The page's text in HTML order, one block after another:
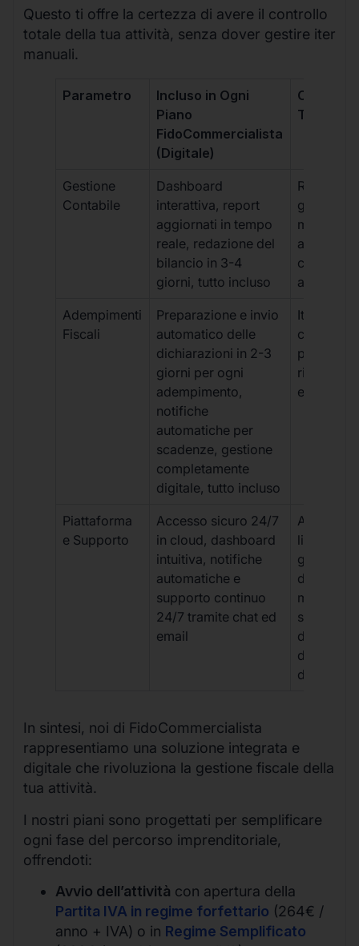
Questo ti offre la certezza di avere il controllo
totale della tua attività, senza dover gestire iter
manuali.
Parametro
Incluso in Ogni
Piano
FidoCommercialista
(Digitale)
Gestione
Contabile
Dashboard
interattiva, report
aggiornati in tempo
reale, redazione del
bilancio in 3-4
giorni, tutto incluso
Report
gestione
manuale,
con
aggiuntivi
Adempimenti
Fiscali
Preparazione e invio
automatico delle
dichiarazioni in 2-3
giorni per ogni
adempimento,
notifiche
automatiche per
scadenze, gestione
completamente
digitale, tutto incluso
Iter
costi
per ogni
rischio di
e
Piattaforma
e Supporto
Accesso sicuro 24/7
in cloud, dashboard
intuitiva, notifiche
automatiche e
supporto continuo
24/7 tramite chat ed
email
Accesso
limitato,
gestione
manuale,
supporto
durante
d’ufficio.
In sintesi, noi di FidoCommercialista
rappresentiamo una soluzione integrata e
digitale che rivoluziona la gestione fiscale della
tua attività.
I nostri piani sono progettati per semplificare
ogni fase del percorso imprenditoriale,
offrendoti:
Avvio dell’attività con apertura della
Partita IVA in regime forfettario (264€ /
anno + IVA) o in Regime Semplificato